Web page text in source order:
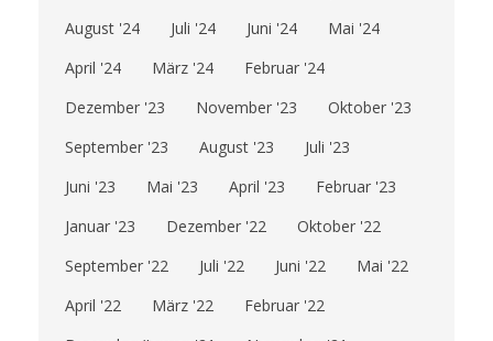
August '24
Juli '24 Juni '24
Mai '24
April '24
März '24
Februar '24
Dezember '23
November '23
Oktober '23
September '23
August '23
Juli '23
Juni '23
Mai '23 April '23
Februar '23
Januar '23
Dezember '22
Oktober '22
September '22
Juli '22 Juni '22
Mai '22
April '22
März '22
Februar '22